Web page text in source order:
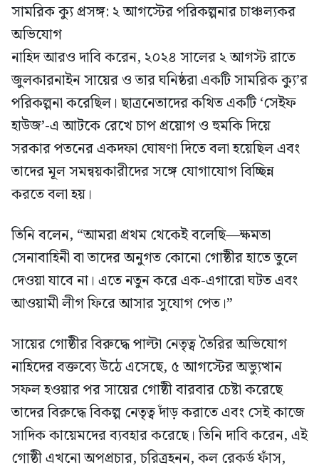
সামরিক ক্যু প্রসঙ্গ: ২ আগস্টের পরিকল্পনার চাঞ্চল্যকর
অভিযোগ
নাহিদ আরও দাবি করেন, ২০২৪ সালের ২ আগস্ট রাতে
জুলকারনাইন সায়ের ও তার ঘনিষ্ঠরা একটি সামরিক ক্যু’র
পরিকল্পনা করেছিল। ছাত্রনেতাদের কথিত একটি ‘সেইফ
হাউজ’-এ আটকে রেখে চাপ প্রয়োগ ও হুমকি দিয়ে
সরকার পতনের একদফা ঘোষণা দিতে বলা হয়েছিল এবং
তাদের মূল সমন্বয়কারীদের সঙ্গে যোগাযোগ বিচ্ছিন্ন
করতে বলা হয়।
তিনি বলেন, “আমরা প্রথম থেকেই বলেছি—ক্ষমতা
সেনাবাহিনী বা তাদের অনুগত কোনো গোষ্ঠীর হাতে তুলে
দেওয়া যাবে না। এতে নতুন করে এক-এগারো ঘটত এবং
আওয়ামী লীগ ফিরে আসার সুযোগ পেত।”
সায়ের গোষ্ঠীর বিরুদ্ধে পাল্টা নেতৃত্ব তৈরির অভিযোগ
নাহিদের বক্তব্যে উঠে এসেছে, ৫ আগস্টের অভ্যুত্থান
সফল হওয়ার পর সায়ের গোষ্ঠী বারবার চেষ্টা করেছে
তাদের বিরুদ্ধে বিকল্প নেতৃত্ব দাঁড় করাতে এবং সেই কাজে
সাদিক কায়েমদের ব্যবহার করেছে। তিনি দাবি করেন, এই
গোষ্ঠী এখনো অপপ্রচার, চরিত্রহনন, কল রেকর্ড ফাঁস,